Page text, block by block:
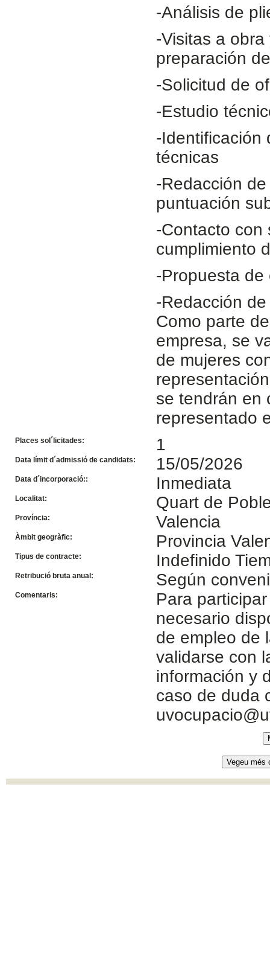
-Análisis de
-Visitas a
preparación
-Solicitud de
-Estudio
-Identificación
técnicas
-Redacción
puntuación
-Contacto con
cumplimiento
-Propuesta
-Redacción
Como parte
empresa, se
de mujeres
se tendrán en
representado
Places sol´licitades: 1
Data límit d´admissió de candidats: 15/05/2026
Data d´incorporació:: Inmediata
Localitat: Quart de
Província: Valencia
Àmbit geogràfic: Provincia
Tipus de contracte: Indefinido
Retribució bruta anual: Según
Comentaris:
Para
necesario
de empleo de
validarse con
información y
caso de duda